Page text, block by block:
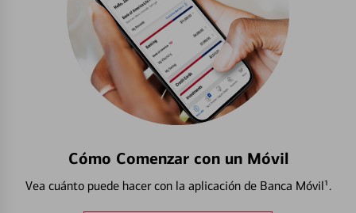
Cómo Comenzar con un Móvil
Vea cuánto puede hacer con la aplicación de Banca Móvil¹.